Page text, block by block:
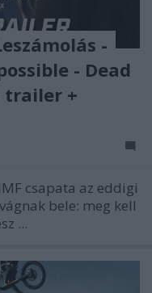
-
- Dead
trailer +
csapata az eddigi
bele: meg kell
...